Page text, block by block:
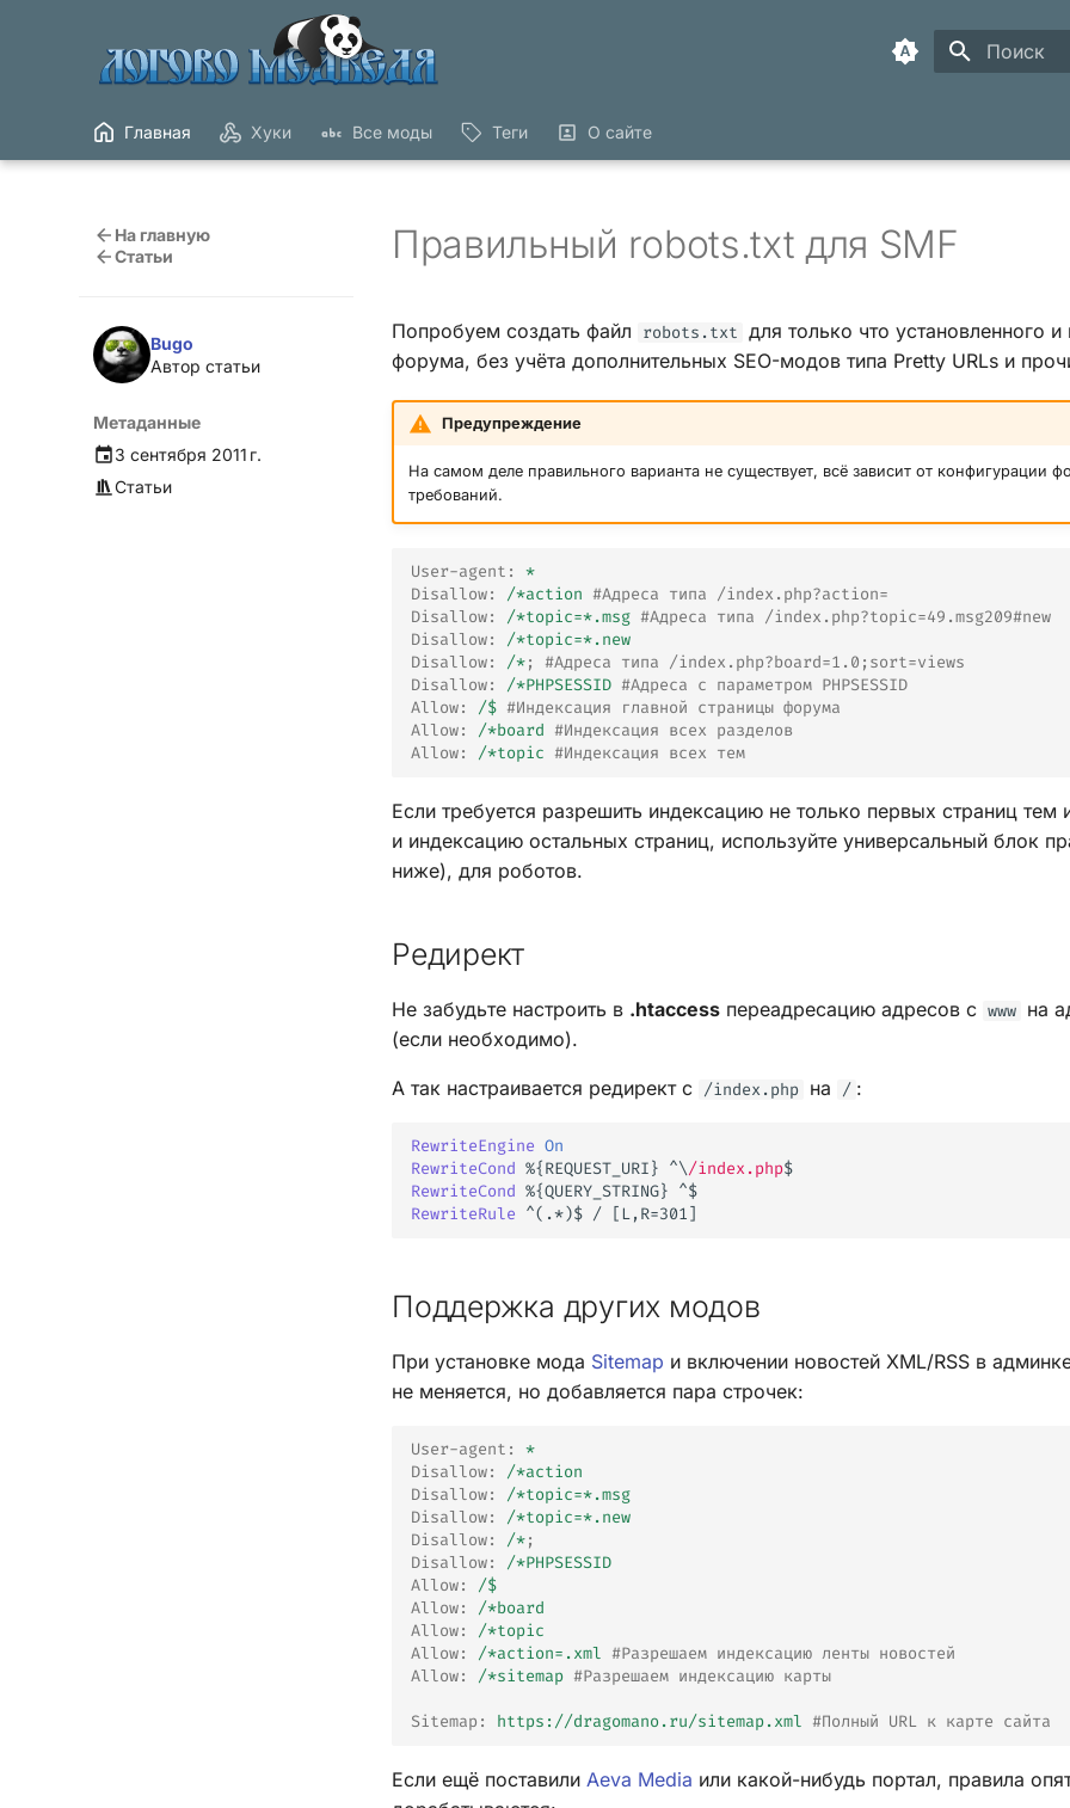
Главная Хуки Все моды Теги О сайте
На главную
Статьи
Bugo
Автор статьи
Метаданные
3 сентября 2011 г.
Статьи
Правильный robots.txt для SMF
Попробуем создать файл robots.txt для только что установленного и
форума, без учёта дополнительных SEO-модов типа Pretty URLs и
Предупреждение
На самом деле правильного варианта не существует, всё зависит от конфигурации
требований.
User-agent :
*
Disallow: /*action #Адреса типа /index.php?action=
Disallow: /*topic=*.msg #Адреса типа /index.php?topic=49.msg209#new
Disallow:
/*topic=*.new
Disallow: /*; #Адреса типа /index.php?board=1.0;sort=views
Disallow: /*PHPSESSID #Адреса с параметром PHPSESSID
Allow: /$ #Индексация главной страницы форума
Allow: /*board #Индексация всех разделов
Allow: /*topic #Индексация всех тем
Если требуется разрешить индексацию не только первых страниц тем
и индексацию остальных страниц, используйте универсальный блок
ниже), для роботов.
Редирект
Не забудьте настроить в .htaccess переадресацию адресов с www на
(если необходимо).
А так настраивается редирект с /index.php на / :
RewriteEngine On
RewriteCond %{REQUEST_URI} ^\/index.php
RewriteCond %{QUERY_STRING}
RewriteRule ^(.*)$ /
Поддержка других модов
При установке мода Sitemap и включении новостей XML/RSS в
не меняется, но добавляется пара строчек:
User-agent :
*
Disallow:
/*action
Disallow:
/*topic=*.msg
Disallow:
/*topic=*.new
Disallow: /*;
Disallow:
/*PHPSESSID
Allow:
/$
Allow:
/*board
Allow:
/*topic
Allow: /*action=.xml #Разрешаем индексацию ленты новостей
Allow: /*sitemap #Разрешаем индексацию карты
Sitemap : https://dragomano.ru/sitemap.xml #Полный URL к карте сайта
Если ещё поставили Aeva Media или какой-нибудь портал, правила